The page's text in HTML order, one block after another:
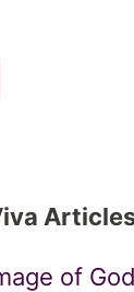
Facebook
of